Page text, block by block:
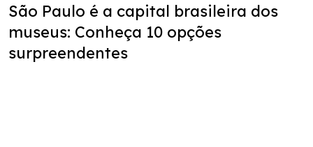
São Paulo é a capital brasileira dos
museus: Conheça 10 opções
surpreendentes